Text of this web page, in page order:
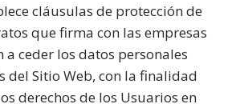
cláusulas de protección de
que firma con las empresas
a ceder los datos personales
del Sitio Web, con la finalidad
derechos de los Usuarios en